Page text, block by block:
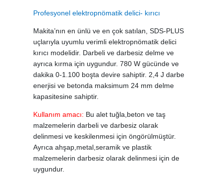
Profesyonel elektropnömatik delici- kırıcı
Makita’nın en ünlü ve en çok satılan, SDS-PLUS
uçlarıyla uyumlu verimli elektropnömatik delici
kırıcı modelidir. Darbeli ve darbesiz delme ve
ayrıca kırma için uygundur. 780 W gücünde ve
dakika 0-1.100 boşta devire sahiptir. 2,4 J darbe
enerjisi ve betonda maksimum 24 mm delme
kapasitesine sahiptir.
Kullanım amacı: Bu alet tuğla,beton ve taş
malzemelerin darbeli ve darbesiz olarak
delinmesi ve keskilenmesi için öngörülmüştür.
Ayrıca ahşap,metal,seramik ve plastik
malzemelerin darbesiz olarak delinmesi için de
uygundur.